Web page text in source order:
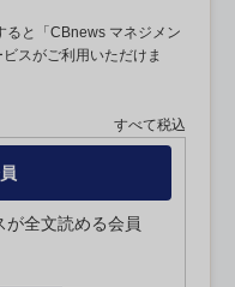
ると「CBnews マネジメン
スがご利用いただけま
すべて税込
全文読める会員